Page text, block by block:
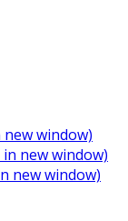
window)
new window)
new window)